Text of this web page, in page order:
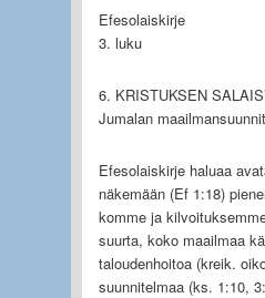
Efesolaiskirje
3. luku
6. KRISTUKSEN
Jumalan
Efesolaiskirje haluaa
näkemään (Ef 1:18)
komme ja
suurta, koko maailmaa
taloudenhoitoa (kreik.
suunnitelmaa (ks. 1:10,